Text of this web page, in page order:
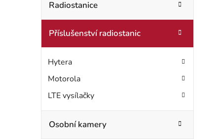
r
a
n
n
p
r
e
Radiostanice
Příslušenství radiostanic
Hytera
Motorola
LTE vysílačky
Osobní kamery